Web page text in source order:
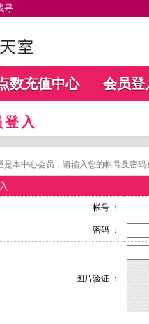
寻
数充值中心 会员登
入
是本中心会员，请输入您的帐号及密
帐号 ：
密码 ：
图片验证 ：